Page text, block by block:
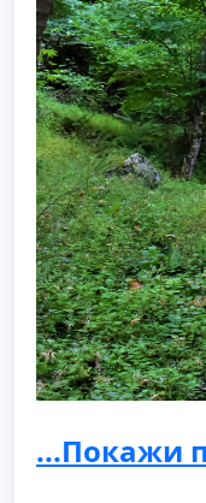
...Покажи